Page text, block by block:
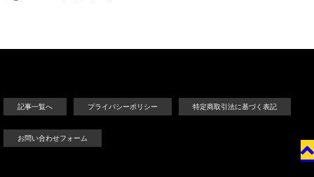
記事一覧へ プライバシーポリシー 特定商取引法に基づく表記
お問い合わせフォーム